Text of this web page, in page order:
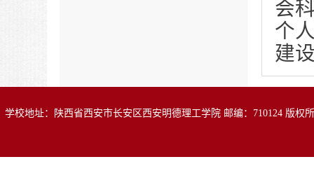
会
个
建
学校地址：陕西省西安市长安区西安明德理工学院 邮编：710124 版